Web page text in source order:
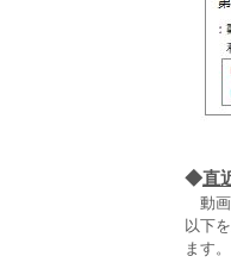
◆直
動画
以下
ます